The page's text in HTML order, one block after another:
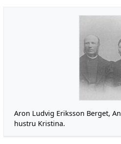
Aron Ludvig Eriks­son Berget,
hustru Kristina.